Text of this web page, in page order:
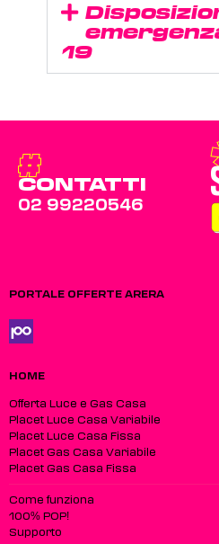
19
CONTATTI
02 99220546
PORTALE OFFERTE ARERA
HOME
Offerta Luce e Gas Casa
Placet Luce Casa Variabile
Placet Luce Casa Fissa
Placet Gas Casa Variabile
Placet Gas Casa Fissa
Come funziona
100% POP!
Supporto